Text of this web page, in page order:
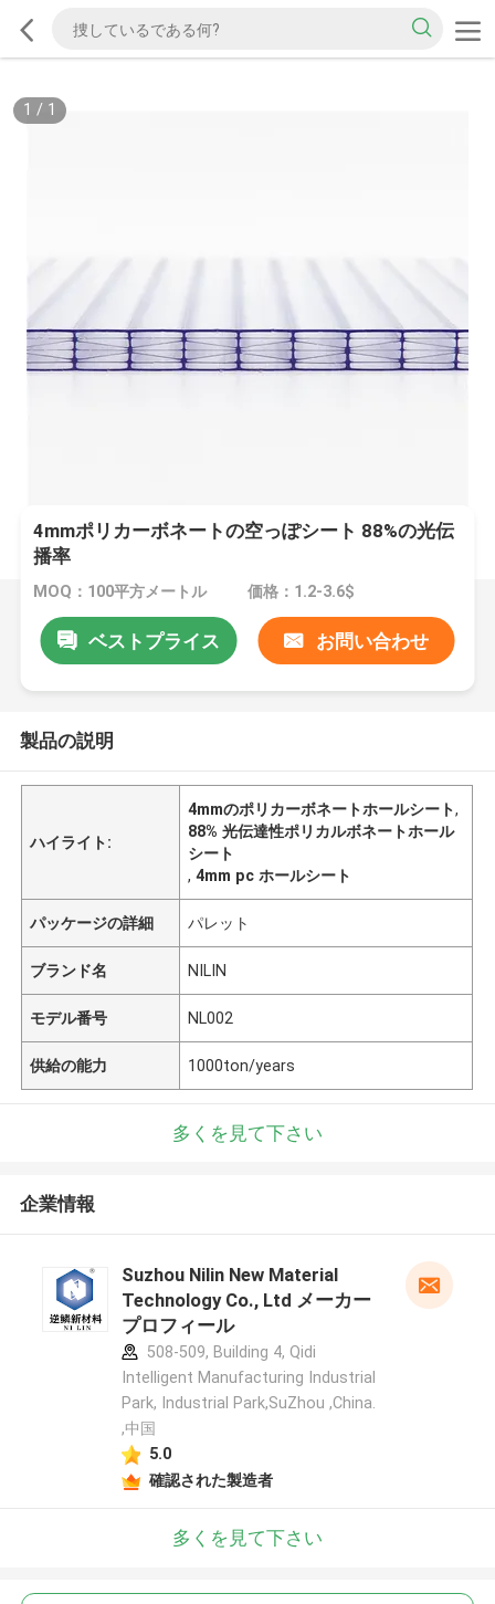
1 / 1
4mmポリカーボネートの空っぽシート 88%の光伝
播率
MOQ：100平方メートル 価格：1.2-3.6$
ベストプライス お問い合わせ
製品の説明
ハイライト:
4mmのポリカーボネートホールシート,
88% 光伝達性ポリカルボネートホール
シート
,4mm pc ホールシート
パッケージの詳細 パレット
ブランド名 NILIN
モデル番号 NL002
供給の能力 1000ton/years
多くを見て下さい
企業情報
Suzhou Nilin New Material
Technology Co., Ltd メーカー
プロフィール
508-509, Building 4, Qidi
Intelligent Manufacturing Industrial
Park, Industrial Park,SuZhou ,China.
,中国
5.0
確認された製造者
多くを見て下さい